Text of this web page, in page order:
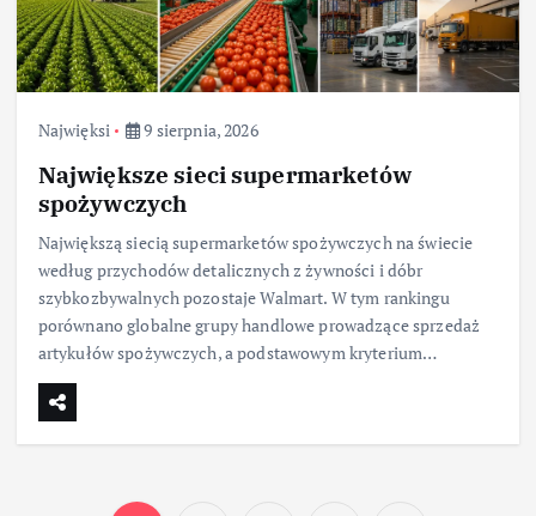
Najwięksi 9 sierpnia, 2026
Największe sieci supermarketów
spożywczych
Największą siecią supermarketów spożywczych na świecie
według przychodów detalicznych z żywności i dóbr
szybkozbywalnych pozostaje Walmart. W tym rankingu
porównano globalne grupy handlowe prowadzące sprzedaż
artykułów spożywczych, a podstawowym kryterium…